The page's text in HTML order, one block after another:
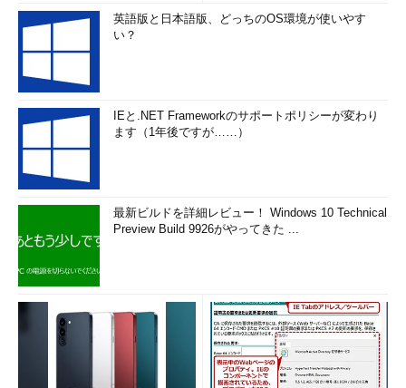
英語版と日本語版、どっちのOS環境が使いやす
い？
IEと.NET Frameworkのサポートポリシーが変わり
ます（1年後ですが……）
最新ビルドを詳細レビュー！ Windows 10 Technical
Preview Build 9926がやってきた ...